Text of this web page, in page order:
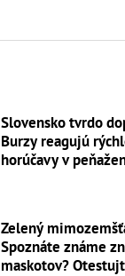
Slovensko tvrdo
Burzy reagujú
horúčavy v
Zelený
Spoznáte známe
maskotov?